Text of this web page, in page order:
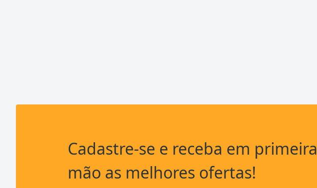
Cadastre-se e receba em primeira
mão as melhores ofertas!